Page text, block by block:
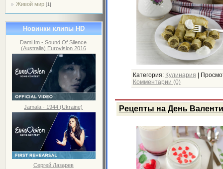
Живой мир [1]
Новинки клипы HD
Dami Im - Sound Of Silence
(Australia) Eurovision 2016
Jamala - 1944 (Ukraine)
Сергей Лазарев
Категория: Кулинария |
Комментарии (0)
Рецепты на День